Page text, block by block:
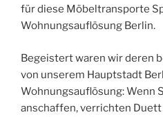
für diese Möbeltransporte
Wohnungsauflösung Berlin.
Begeistert waren wir deren
von unserem Hauptstadt
Wohnungsauflösung: Wenn
anschaffen, verrichten